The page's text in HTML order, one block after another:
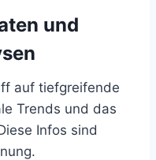
und
auf tiefgreifende
Trends und das
Infos sind